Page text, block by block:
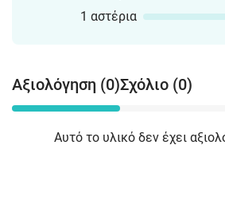
1 αστέρια
Αξιολόγηση (0)Σχόλιο (0)
Αυτό το υλικό δεν έχει